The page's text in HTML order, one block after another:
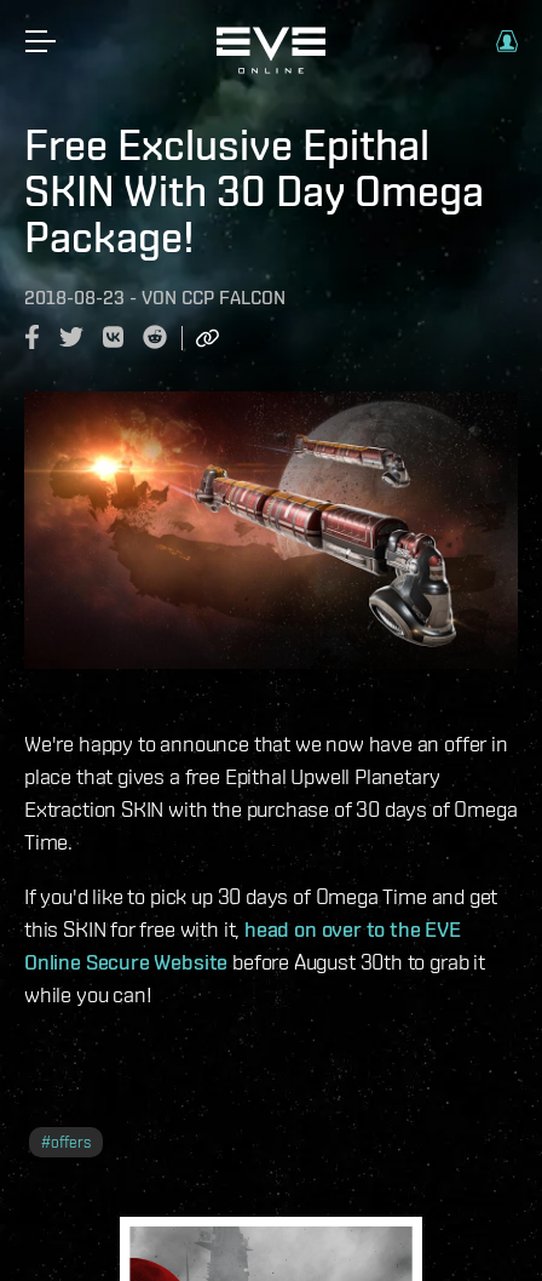
Free Exclusive Epithal
SKIN With 30 Day Omega
Package!
2018-08-23 - VON CCP FALCON
We're happy to announce that we now have an offer in
place that gives a free Epithal Upwell Planetary
Extraction SKIN with the purchase of 30 days of Omega
Time.
If you'd like to pick up 30 days of Omega Time and get
this SKIN for free with it, head on over to the EVE
Online Secure Websitebefore August 30th to grab it
while you can!
#offers